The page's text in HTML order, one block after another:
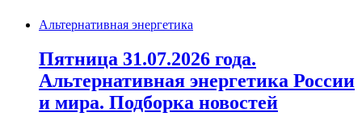
Альтернативная энергетика
Пятница 31.07.2026 года.
Альтернативная энергетика России
и мира. Подборка новостей